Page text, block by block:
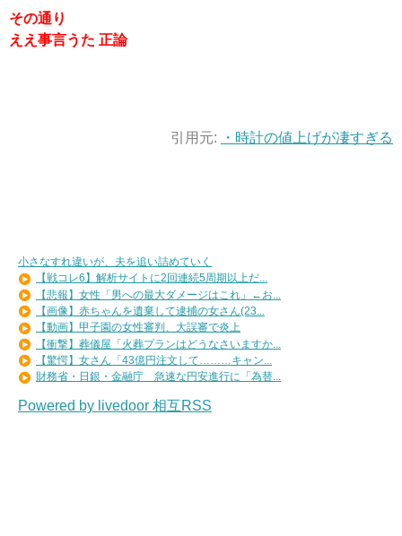
その通り
ええ事言うた 正論
引用元: ・時計の値上げが凄すぎる
小さなすれ違いが、夫を追い詰めていく
【戦コレ6】解析サイトに2回連続5周期以上だ...
【悲報】女性「男への最大ダメージはこれ」←お...
【画像】赤ちゃんを遺棄して逮捕の女さん(23...
【動画】甲子園の女性審判、大誤審で炎上
【衝撃】葬儀屋「火葬プランはどうなさいますか...
【驚愕】女さん「43億円注文して………キャン...
財務省・日銀・金融庁 急速な円安進行に「為替...
Powered by livedoor 相互RSS